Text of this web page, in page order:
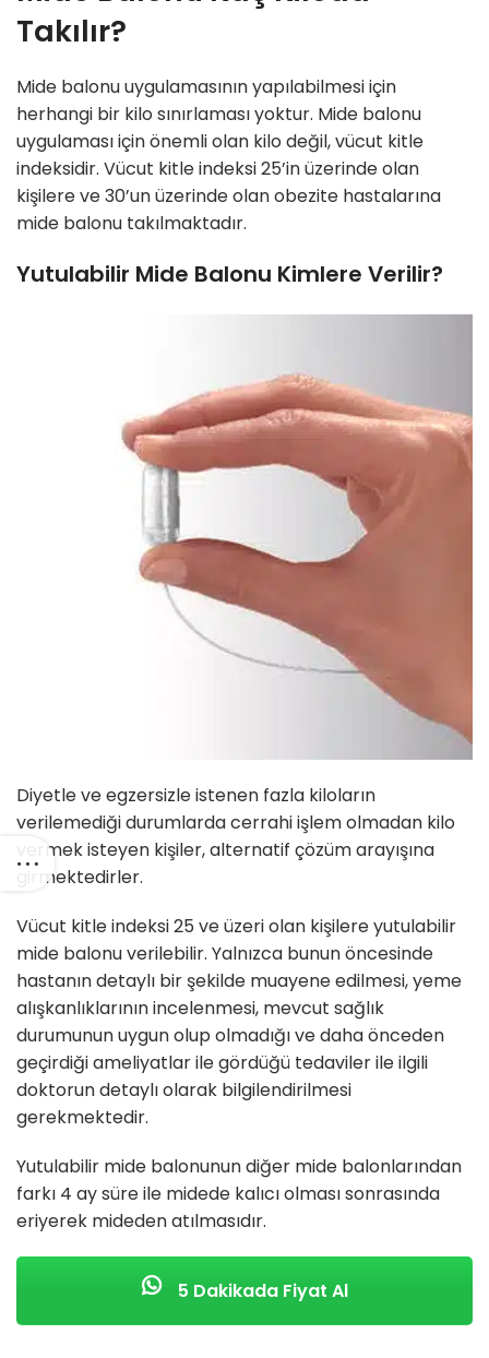
Takılır?
Mide balonu uygulamasının yapılabilmesi için
herhangi bir kilo sınırlaması yoktur. Mide balonu
uygulaması için önemli olan kilo değil, vücut kitle
indeksidir. Vücut kitle indeksi 25’in üzerinde olan
kişilere ve 30’un üzerinde olan obezite hastalarına
mide balonu takılmaktadır.
Yutulabilir Mide Balonu Kimlere Verilir?
Diyetle ve egzersizle istenen fazla kiloların
verilemediği durumlarda cerrahi işlem olmadan kilo
vermek isteyen kişiler, alternatif çözüm arayışına
girmektedirler.
Vücut kitle indeksi 25 ve üzeri olan kişilere yutulabilir
mide balonu verilebilir. Yalnızca bunun öncesinde
hastanın detaylı bir şekilde muayene edilmesi, yeme
alışkanlıklarının incelenmesi, mevcut sağlık
durumunun uygun olup olmadığı ve daha önceden
geçirdiği ameliyatlar ile gördüğü tedaviler ile ilgili
doktorun detaylı olarak bilgilendirilmesi
gerekmektedir.
Yutulabilir mide balonunun diğer mide balonlarından
farkı 4 ay süre ile midede kalıcı olması sonrasında
eriyerek mideden atılmasıdır.
5 Dakikada Fiyat Al